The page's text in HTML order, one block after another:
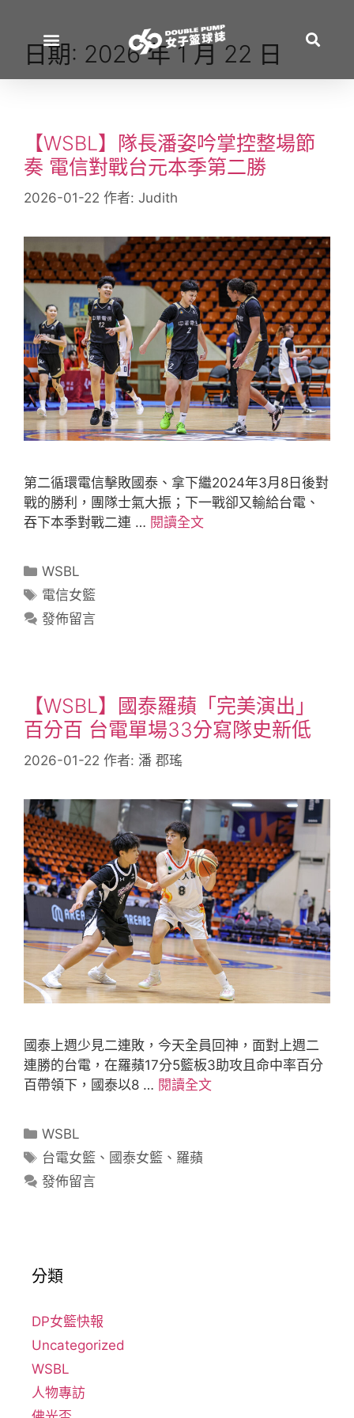
日期: 2026 年 1 月 22 日
【WSBL】隊長潘姿吟掌控整場節
奏 電信對戰台元本季第二勝
2026-01-22 作者: Judith
第二循環電信擊敗國泰、拿下繼2024年3月8日後對
戰的勝利，團隊士氣大振；下一戰卻又輸給台電、
吞下本季對戰二連 … 閱讀全文
WSBL
電信女籃
發佈留言
【WSBL】國泰羅蘋「完美演出」
百分百 台電單場33分寫隊史新低
2026-01-22 作者: 潘 郡瑤
國泰上週少見二連敗，今天全員回神，面對上週二
連勝的台電，在羅蘋17分5籃板3助攻且命中率百分
百帶領下，國泰以8 … 閱讀全文
WSBL
台電女籃 、 國泰女籃 、 羅蘋
發佈留言
分類
DP女籃快報
Uncategorized
WSBL
人物專訪